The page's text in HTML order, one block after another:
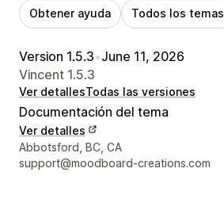
Obtener ayuda Todos los temas
Version 1.5.3•June 11, 2026
Vincent 1.5.3
Ver detallesTodas las versiones
Documentación del tema
Ver detalles
Detalles de contacto del diseñador
Abbotsford, BC, CA
support@moodboard-creations.com